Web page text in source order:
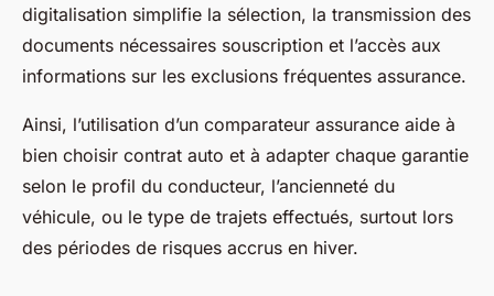
digitalisation simplifie la sélection, la transmission des
documents nécessaires souscription et l’accès aux
informations sur les exclusions fréquentes assurance.
Ainsi, l’utilisation d’un comparateur assurance aide à
bien choisir contrat auto et à adapter chaque garantie
selon le profil du conducteur, l’ancienneté du
véhicule, ou le type de trajets effectués, surtout lors
des périodes de risques accrus en hiver.